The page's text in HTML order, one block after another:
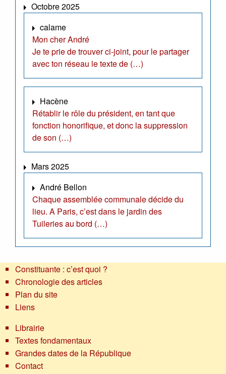
Octobre 2025
calame
Mon cher André
Je te prie de trouver ci-joint, pour le partager
avec ton réseau le texte de (…)
Hacène
Rétablir le rôle du président, en tant que
fonction honorifique, et donc la suppression
de son (…)
Mars 2025
André Bellon
Chaque assemblée communale décide du
lieu. A Paris, c’est dans le jardin des
Tuileries au bord (…)
Constituante : c’est quoi ?
Chronologie des articles
Plan du site
Liens
Librairie
Textes fondamentaux
Grandes dates de la République
Contact